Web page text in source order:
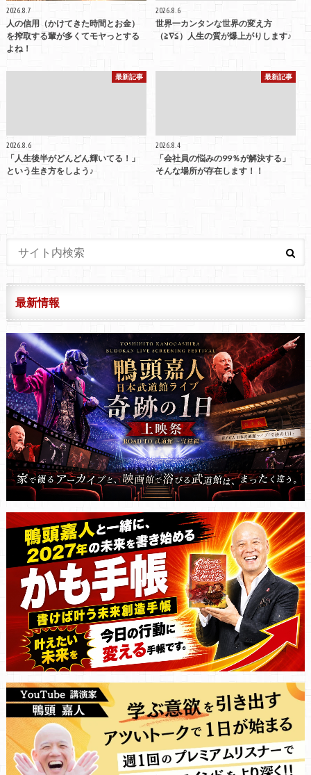
2026.8.7
人の信用（かけてきた時間とお金）
を搾取する輩が多くてモヤっとする
よね！
2026.8.6
世界一カンタンな世界の変え方
（≧∇≦）人生の質が爆上がりします♪
最新記事
2026.8.6
「人生後半がどんどん輝いてる！」
という生き方をしよう♪
最新記事
2026.8.4
「会社員の悩みの99％が解決する」
そんな場所が存在します！！
最新情報